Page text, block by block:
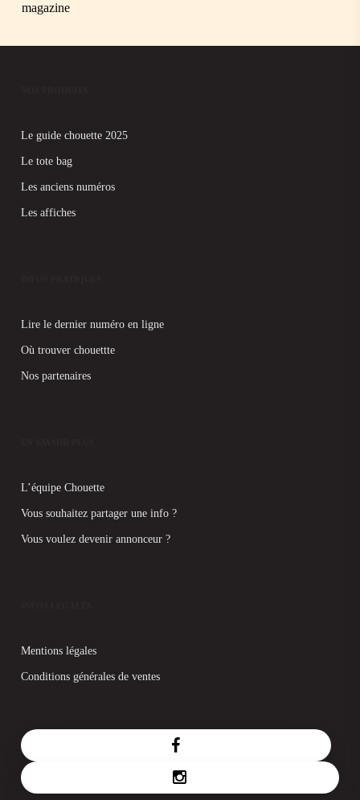
magazine
Le guide chouette 2025
Le tote bag
Les anciens numéros
Les affiches
Lire le dernier numéro en ligne
Où trouver chouettte
Nos partenaires
L’équipe Chouette
Vous souhaitez partager une info ?
Vous voulez devenir annonceur ?
Mentions légales
Conditions générales de ventes